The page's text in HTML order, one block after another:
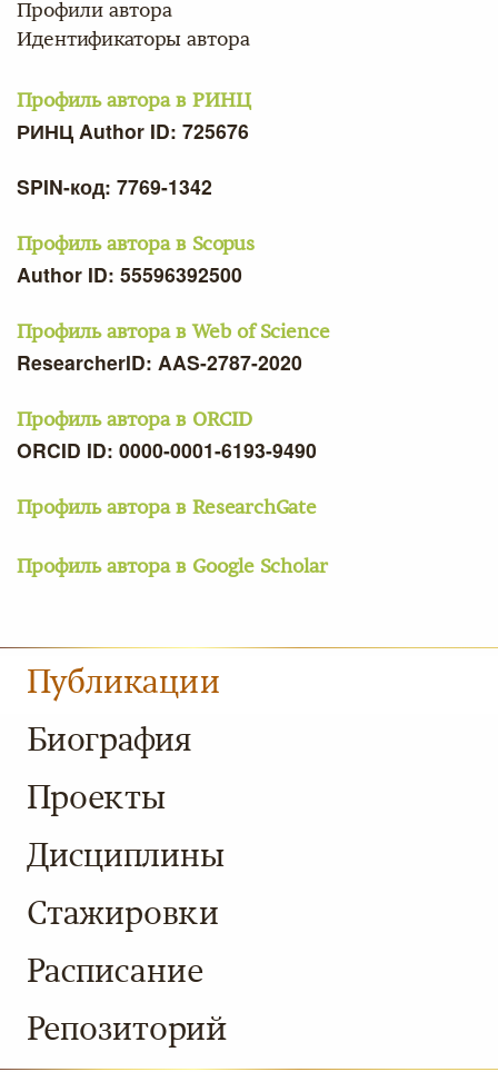
Профили автора
Идентификаторы автора
Профиль автора в РИНЦ
РИНЦ Author ID: 725676
SPIN-код: 7769-1342
Профиль автора в Scopus
Author ID: 55596392500
Профиль автора в Web of Science
ResearcherID: AAS-2787-2020
Профиль автора в ORCID
ORCID ID: 0000-0001-6193-9490
Профиль автора в ResearchGate
Профиль автора в Google Scholar
Публикации
Биография
Проекты
Дисциплины
Стажировки
Расписание
Репозиторий